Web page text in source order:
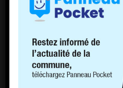
RÉGLEMENTATION
ARRÊTES DE
CHIENS
NUISANCES
ENTRETIEN
DIVAGATION
AFFOUAGES
FRELONS